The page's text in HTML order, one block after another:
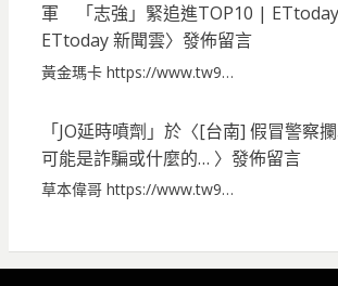
軍 「志強」緊追進TOP10 |
ETtoday 新聞雲〉發佈留言
黃金瑪卡 https://www.tw9…
「JO延時噴劑 」於〈[台南] 假冒警察
可能是詐騙或什麼的… 〉發佈留言
草本偉哥 https://www.tw9…